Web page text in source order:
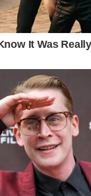
dibawa masuk
duit raya pada
membuat
bagi
sah di sisi
merisikokan
yang tidak